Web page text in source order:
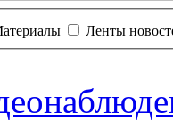
Ленты